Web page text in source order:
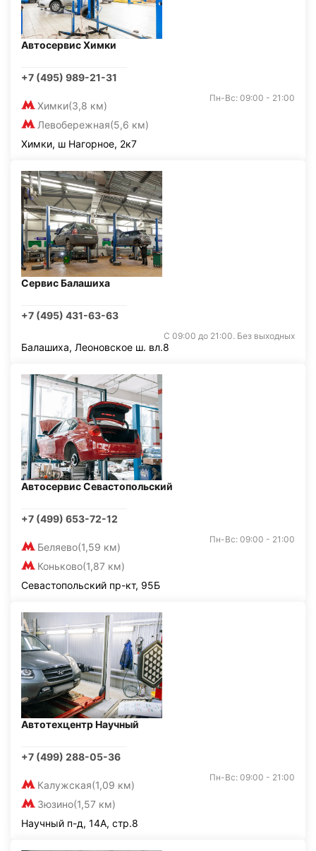
Автосервис Химки
+7 (495) 989-21-31
Химки(3,8 км)
Левобережная(5,6 км)
Пн-Вс: 09:00 - 21:00
Химки, ш Нагорное, 2к7
Сервис Балашиха
+7 (495) 431-63-63
С 09:00 до 21:00. Без выходных
Балашиха, Леоновское ш. вл.8
Автосервис Севастопольский
+7 (499) 653-72-12
Беляево(1,59 км)
Коньково(1,87 км)
Пн-Вс: 09:00 - 21:00
Севастопольский пр-кт, 95Б
Автотехцентр Научный
+7 (499) 288-05-36
Калужская(1,09 км)
Зюзино(1,57 км)
Пн-Вс: 09:00 - 21:00
Научный п-д, 14А, стр.8